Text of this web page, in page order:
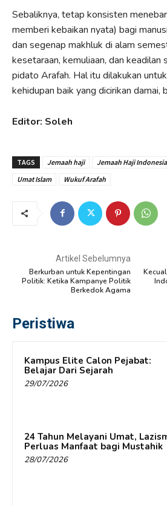
Sebaliknya, tetap konsisten menebar
memberi kebaikan nyata) bagi
dan segenap makhluk di alam
kesetaraan, kemuliaan, dan keadilan
pidato Arafah. Hal itu dilakukan
kehidupan baik yang dicirikan damai,
Editor: Soleh
TAGS Jemaah haji Jemaah Haji Indonesia
Umat Islam
Wukuf Arafah
Artikel Sebelumnya
Berkurban untuk Kepentingan
Politik: Ketika Kampanye Politik
Berkedok Agama
Peristiwa
Kampus Elite Calon Pejabat:
Belajar Dari Sejarah
29/07/2026
24 Tahun Melayani Umat,
Perluas Manfaat bagi Mustahik
28/07/2026